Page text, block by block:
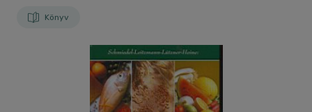
Könyv